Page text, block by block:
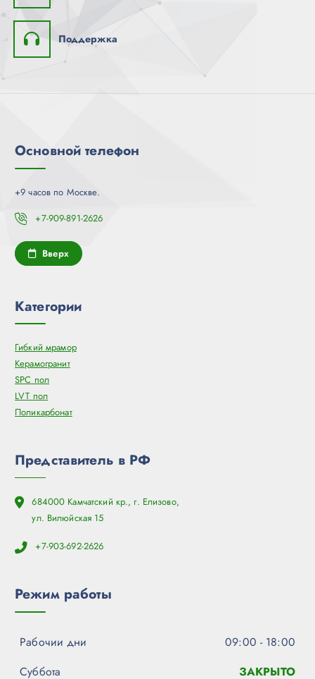
Поддержка
Основной телефон
+9 часов по Москве.
+7-909-891-2626
Вверх
Категории
Гибкий мрамор
Керамогранит
SPC пол
LVT пол
Поликарбонат
Представитель в РФ
684000 Камчатский кр., г. Елизово,
ул. Вилюйская 15
+7-903-692-2626
Режим работы
Рабочии дни
09:00 - 18:00
Суббота
ЗАКРЫТО